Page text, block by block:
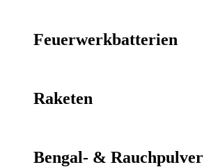
Feuerwerkbatterien
Raketen
Bengal- & Rauchpulver